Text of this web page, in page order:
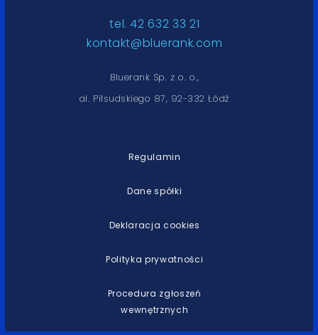
tel. 42 632 33 21
kontakt@bluerank.com
Bluerank Sp. z o. o.,
al. Piłsudskiego 87, 92-332 Łódź
Regulamin
Dane spółki
Deklaracja cookies
Polityka prywatności
Procedura zgłoszeń
wewnętrznych